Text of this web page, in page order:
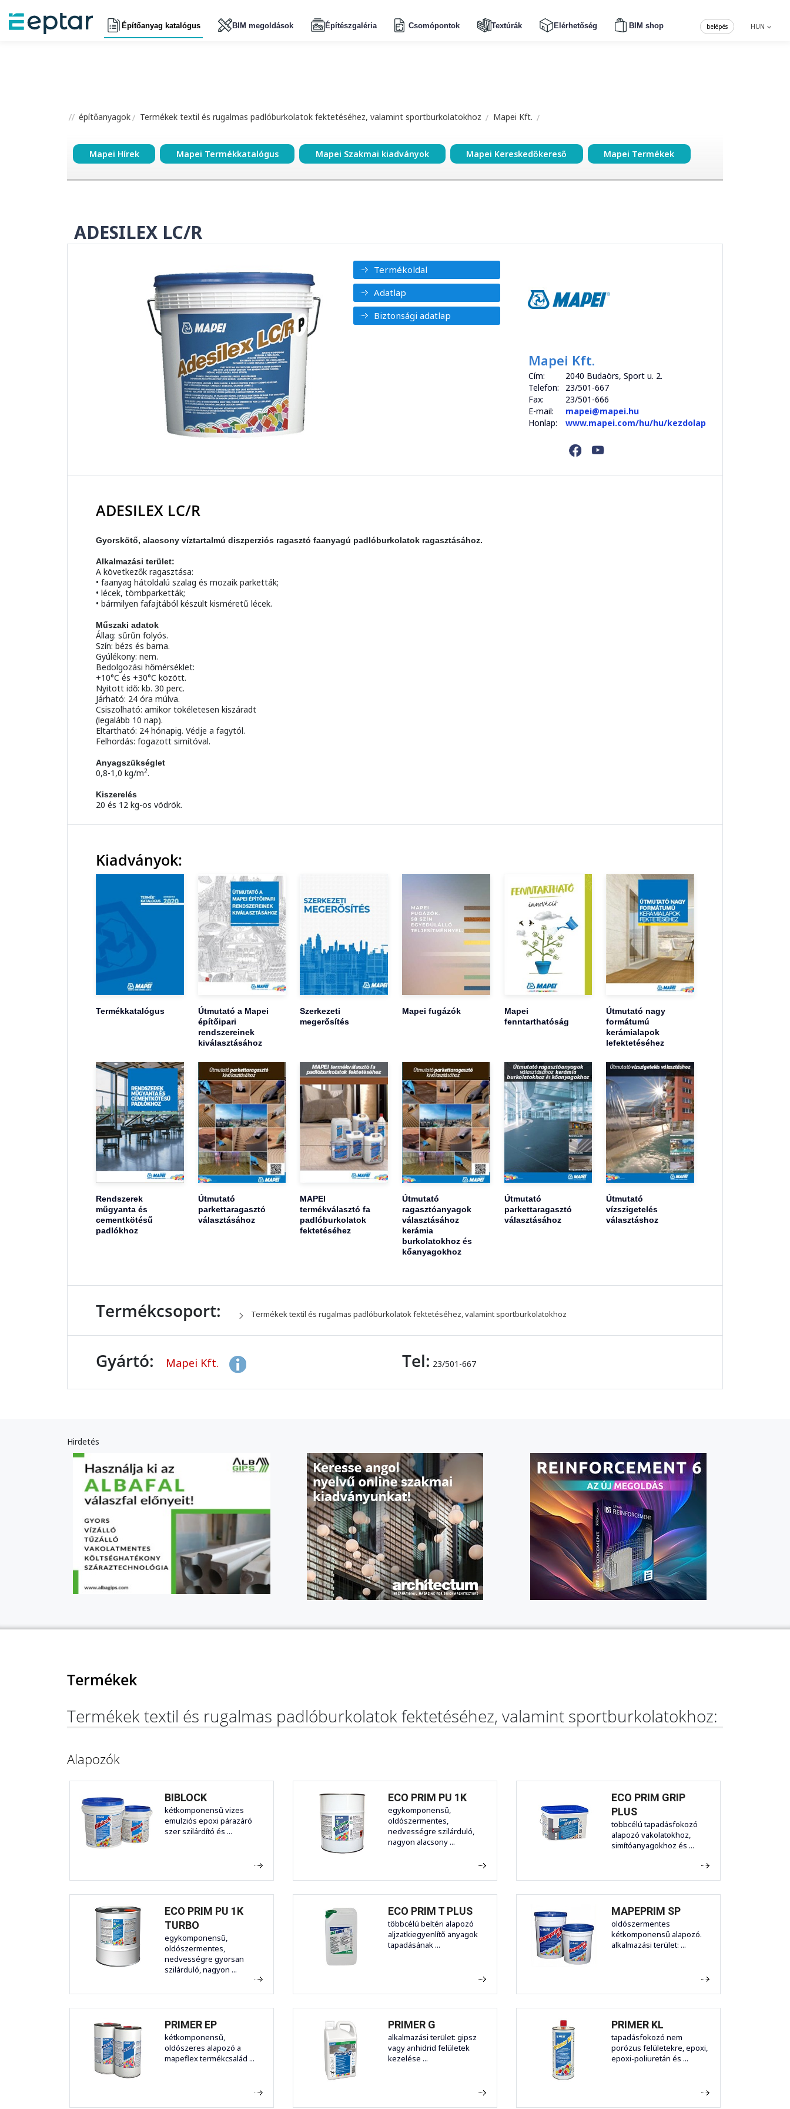
Építőanyag katalógus BIM megoldások Építészgaléria Csomópontok Textúrák Elérhetőség BIM shop HUN
belépés
építőanyagok Termékek textil és rugalmas padlóburkolatok fektetéséhez, valamint sportburkolatokhoz Mapei Kft.
Mapei Hírek Mapei Termékkatalógus Mapei Szakmai kiadványok Mapei Kereskedőkereső Mapei Termékek
ADESILEX LC/R
Termékoldal
Adatlap
Biztonsági adatlap
Mapei Kft.
Cím:
2040 Budaörs, Sport u. 2.
Telefon:
23/501-667
Fax:
23/501-666
E-mail:
mapei@mapei.hu
Honlap:
www.mapei.com/hu/hu/kezdolap
ADESILEX LC/R
Gyorskötő, alacsony víztartalmú diszperziós ragasztó faanyagú padlóburkolatok ragasztásához.
Alkalmazási terület:
A következők ragasztása:
• faanyag hátoldalú szalag és mozaik parketták;
• lécek, tömbparketták;
• bármilyen fafajtából készült kisméretű lécek.
Műszaki adatok
Állag: sűrűn folyós.
Szín: bézs és barna.
Gyúlékony: nem.
Bedolgozási hőmérséklet:
+10°C és +30°C között.
Nyitott idő: kb. 30 perc.
Járható: 24 óra múlva.
Csiszolható: amikor tökéletesen kiszáradt
(legalább 10 nap).
Eltartható: 24 hónapig. Védje a fagytól.
Felhordás: fogazott simítóval.
Anyagszükséglet
0,8-1,0 kg/m2.
Kiszerelés
20 és 12 kg-os vödrök.
Kiadványok:
Termékkatalógus
Útmutató a Mapei
építőipari
rendszereinek
kiválasztásához
Szerkezeti
megerősítés
Mapei fugázók
Mapei
fenntarthatóság
Útmutató nagy
formátumú
kerámialapok
lefektetéséhez
Rendszerek
műgyanta és
cementkötésű
padlókhoz
Útmutató
parkettaragasztó
választásához
MAPEI
termékválasztó fa
padlóburkolatok
fektetéséhez
Útmutató
ragasztóanyagok
választásához
kerámia
burkolatokhoz és
kőanyagokhoz
Útmutató
parkettaragasztó
választásához
Útmutató
vízszigetelés
választáshoz
Termékcsoport: Termékek textil és rugalmas padlóburkolatok fektetéséhez, valamint sportburkolatokhoz
Gyártó: Mapei Kft. Tel: 23/501-667
Hirdetés
Termékek
Termékek textil és rugalmas padlóburkolatok fektetéséhez, valamint sportburkolatokhoz:
Alapozók
BIBLOCK
kétkomponensű vizes
emulziós epoxi párazáró
szer szilárdító és ...
ECO PRIM PU 1K
egykomponensű,
oldószermentes,
nedvességre szilárduló,
nagyon alacsony ...
ECO PRIM GRIP
PLUS
többcélú tapadásfokozó
alapozó vakolatokhoz,
simítóanyagokhoz és ...
ECO PRIM PU 1K
TURBO
egykomponensű,
oldószermentes,
nedvességre gyorsan
szilárduló, nagyon ...
ECO PRIM T PLUS
többcélú beltéri alapozó
aljzatkiegyenlítő anyagok
tapadásának ...
MAPEPRIM SP
oldószermentes
kétkomponensű alapozó.
alkalmazási terület: ...
PRIMER EP
kétkomponensű,
oldószeres alapozó a
mapeflex termékcsalád ...
PRIMER G
alkalmazási terület: gipsz
vagy anhidrid felületek
kezelése ...
PRIMER KL
tapadásfokozó nem
porózus felületekre, epoxi,
epoxi-poliuretán és ...